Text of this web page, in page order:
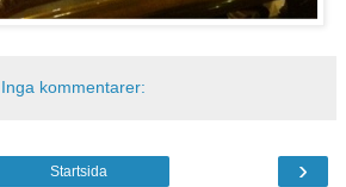
Inga kommentarer:
›
Startsida